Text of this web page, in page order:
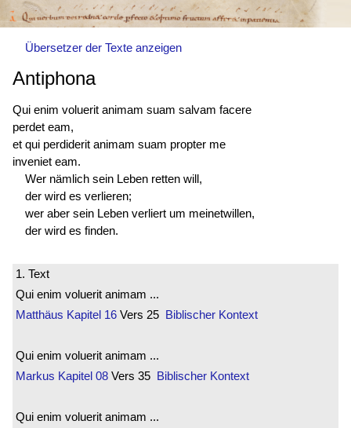
Übersetzer der Texte anzeigen
Antiphona
Qui enim voluerit animam suam salvam facere
perdet eam,
et qui perdiderit animam suam propter me
inveniet eam.
Wer nämlich sein Leben retten will,
der wird es verlieren;
wer aber sein Leben verliert um meinetwillen,
der wird es finden.
1. Text
Qui enim voluerit animam ...
Matthäus Kapitel 16 Vers 25 Biblischer Kontext
Qui enim voluerit animam ...
Markus Kapitel 08 Vers 35 Biblischer Kontext
Qui enim voluerit animam ...